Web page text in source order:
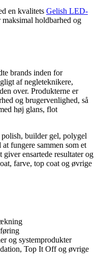
en kvalitets Gelish LED-
holdbarhed og
brands inden for
af negleteknikere,
over. Produkterne er
og brugervenlighed, så
høj glans, flot
builder gel, polygel
fungere sammen som et
ensartede resultater og
farve, top coat og øvrige
og systemprodukter
Top It Off og øvrige